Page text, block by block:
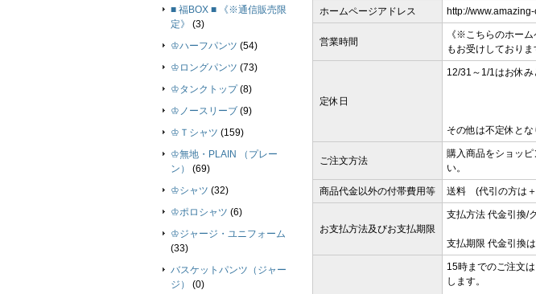
ホームページアドレス http://
営業時間
《※こちらのホー
もお受けしておりま
定休日
12/31～1/1はお休み
その他は不定休とな
ご注文方法
購入商品をショッ
い。
商品代金以外の付帯費用等 送料 (代引の方は＋
お支払方法及びお支払期限
支払方法 代金引換/
支払期限 代金引換
15時までのご注文
します。
■ 福BOX ■ 《※通信販売限
定》
(3)
♔ハーフパンツ (54)
♔ロングパンツ (73)
♔タンクトップ (8)
♔ノースリーブ (9)
♔Ｔシャツ (159)
♔無地・PLAIN （プレー
ン）
(69)
♔シャツ (32)
♔ポロシャツ (6)
♔ジャージ・ユニフォーム
(33)
バスケットパンツ（ジャー
ジ）
(0)